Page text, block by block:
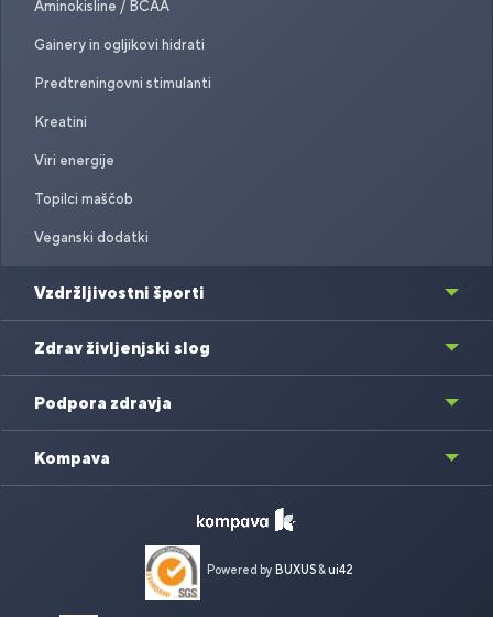
Aminokisline / BCAA
Gainery in ogljikovi hidrati
Predtreningovni stimulanti
Kreatini
Viri energije
Topilci maščob
Veganski dodatki
Vzdržljivostni športi
Zdrav življenjski slog
Podpora zdravja
Kompava
Powered by BUXUS&ui42